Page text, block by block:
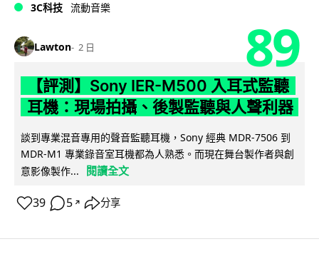
3C科技 流動音樂
Lawton 2 日 89
【評測】Sony IER-M500 入耳式監聽
耳機：現場拍攝、後製監聽與人聲利器
談到專業混音專用的聲音監聽耳機，Sony 經典 MDR-7506 到
MDR-M1 專業錄音室耳機都為人熟悉。而現在舞台製作者與創
意影像製作...
閱讀全文
39 5 ↗ 分享